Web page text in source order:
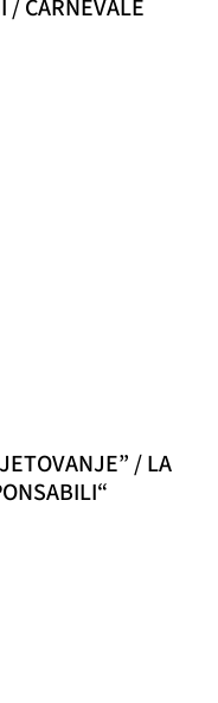
/ CARNEVALE
/ LA